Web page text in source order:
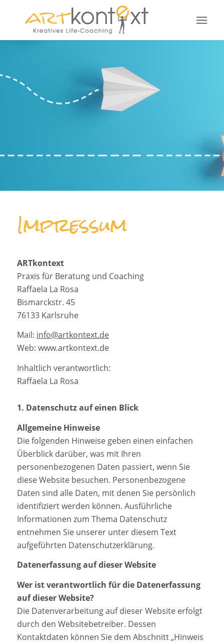
Impressum
ARTkontext
Praxis für Beratung und Coaching
Raffaela La Rosa
Bismarckstr. 45
76133 Karlsruhe
Mail: info@artkontext.de
Web: www.artkontext.de
Inhaltlich verantwortlich:
Raffaela La Rosa
1. Datenschutz auf einen Blick
Allgemeine Hinweise
Die folgenden Hinweise geben einen einfachen
Überblick darüber, was mit Ihren
personenbezogenen Daten passiert, wenn Sie
diese Website besuchen. Personenbezogene
Daten sind alle Daten, mit denen Sie persönlich
identifiziert werden können. Ausführliche
Informationen zum Thema Datenschutz
entnehmen Sie unserer unter diesem Text
aufgeführten Datenschutzerklärung.
Datenerfassung auf dieser Website
Wer ist verantwortlich für die Datenerfassung
auf dieser Website?
Die Datenverarbeitung auf dieser Website erfolgt
durch den Websitebetreiber. Dessen
Kontaktdaten können Sie dem Abschnitt „Hinweis